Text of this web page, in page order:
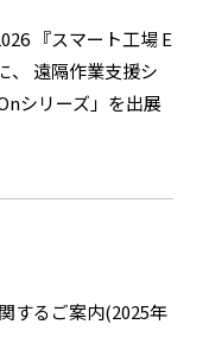
『スマート工場 E
、 遠隔作業支援シ
シリーズ」を出展
するご案内(2025年